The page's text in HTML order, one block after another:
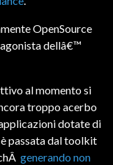
OpenSource
dellâ€™
al momento si
troppo acerbo
dotate di
passata dal toolkit
generando non